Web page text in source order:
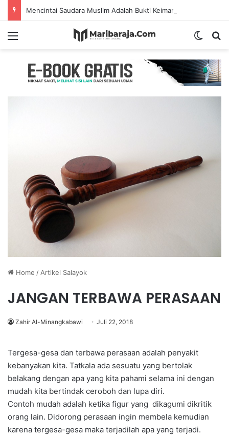
Home /Artikel Salayok
JANGAN TERBAWA PERASAAN
Zahir Al-Minangkabawi Juli 22, 2018
Tergesa-gesa dan terbawa perasaan adalah penyakit
kebanyakan kita. Tatkala ada sesuatu yang bertolak
belakang dengan apa yang kita pahami selama ini dengan
mudah kita bertindak ceroboh dan lupa diri.
Contoh mudah adalah ketika figur yang dikagumi dikritik
orang lain. Didorong perasaan ingin membela kemudian
karena tergesa-gesa maka terjadilah apa yang terjadi.